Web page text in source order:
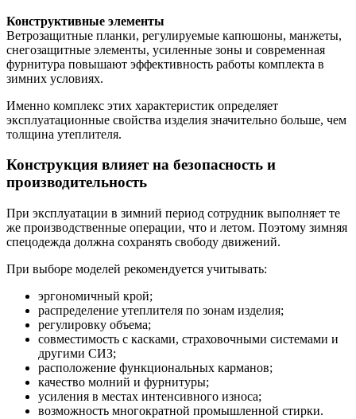
Конструктивные элементы
Ветрозащитные планки, регулируемые капюшоны, манжеты,
снегозащитные элементы, усиленные зоны и современная
фурнитура повышают эффективность работы комплекта в
зимних условиях.
Именно комплекс этих характеристик определяет
эксплуатационные свойства изделия значительно больше, чем
толщина утеплителя.
Конструкция влияет на безопасность и
производительность
При эксплуатации в зимний период сотрудник выполняет те
же производственные операции, что и летом. Поэтому зимняя
спецодежда должна сохранять свободу движений.
При выборе моделей рекомендуется учитывать:
эргономичный крой;
распределение утеплителя по зонам изделия;
регулировку объема;
совместимость с касками, страховочными системами и
другими СИЗ;
расположение функциональных карманов;
качество молний и фурнитуры;
усиления в местах интенсивного износа;
возможность многократной промышленной стирки.